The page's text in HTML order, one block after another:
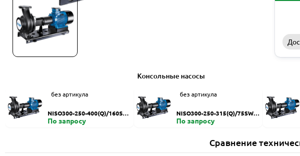
Консольные насосы
без артикула
NISO300-250-400(Q)/160SW
HZDI
По запросу
без артикула
NISO300-250-315(Q)/75SWH
ZDI
По запросу
Сравнение